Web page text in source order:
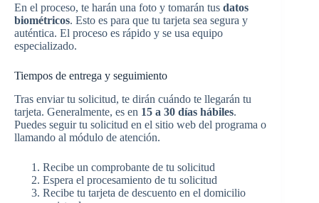
En el proceso, te harán una foto y tomarán tus datos
biométricos. Esto es para que tu tarjeta sea segura y
auténtica. El proceso es rápido y se usa equipo
especializado.
Tiempos de entrega y seguimiento
Tras enviar tu solicitud, te dirán cuándo te llegarán tu
tarjeta. Generalmente, es en 15 a 30 días hábiles.
Puedes seguir tu solicitud en el sitio web del programa o
llamando al módulo de atención.
Recibe un comprobante de tu solicitud
Espera el procesamiento de tu solicitud
Recibe tu tarjeta de descuento en el domicilio